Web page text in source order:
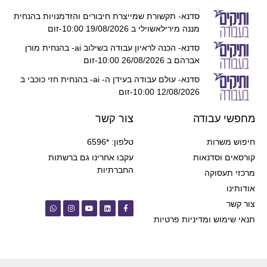
סדנא- תקשורת שמייצרת חיבורים והזדמנויות בהנחית
מננה מירילאשוילי ב 19/08/2026 10:00-זום
סדנא- הכנה לראיון עבודה בשילוב ai- בהנחית מורן
אברהם ב 26/08/2026 10:00-זום
סדנא- עולם עבודה בעידן ה- ai- בהנחית חזי כוכבי ב
12/08/2026 10:00-זום
מחפשי עבודה
חיפוש משרות
קורסאים וסדנאות
מרכזי תעסוקה
אודותינו
צור קשר
תנאי שימוש ומדיניות פרטיות
צור קשר
טלפון: *6596
עקבו אחרינו גם ברשתות
החברתיות